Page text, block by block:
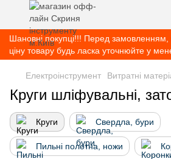
Шановні покупці!!! Перед замовленням,
ціну товару будь ласка уточнюйте у
Електроінструмент Витратні
Круги шліфувальні,
Круги Свердла, бури
Пильні полотна, ножи